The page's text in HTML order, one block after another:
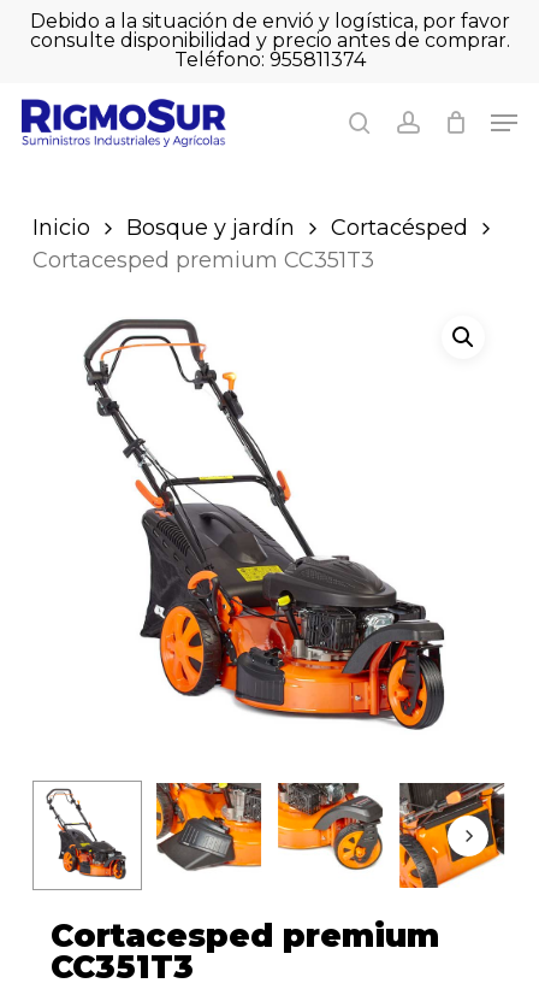
SkipDebido a la situación de envió y logística, por favor
consulte disponibilidad y precio antes de comprar.
Teléfono: 955811374
searchaccount
Cart Close
Inicio Bosque y jardín
Cortacésped
Cortacesped premium CC351T3
Cortacesped premium
CC351T3
Sé el primero en
valorar
“Cortacesped
premium CC351T3”
una valoración.